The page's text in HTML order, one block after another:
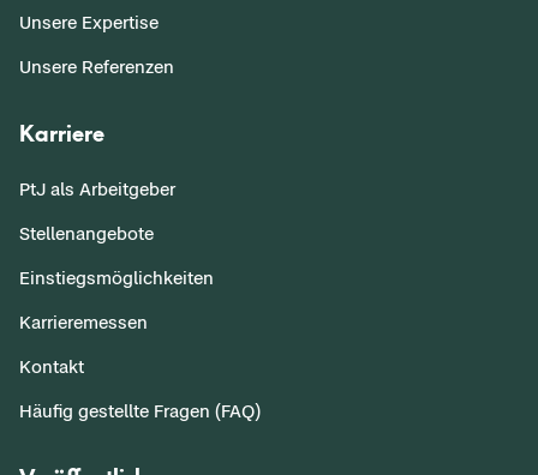
Unsere Expertise
Unsere Referenzen
Karriere
PtJ als Arbeitgeber
Stellenangebote
Einstiegsmöglichkeiten
Karrieremessen
Kontakt
Häufig gestellte Fragen (FAQ)